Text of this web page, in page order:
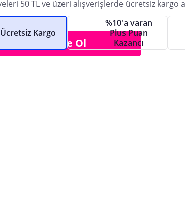
Plus'a Üye Ol
Ücretsiz Kargo
%10'a varan
Plus Puan
Kazancı